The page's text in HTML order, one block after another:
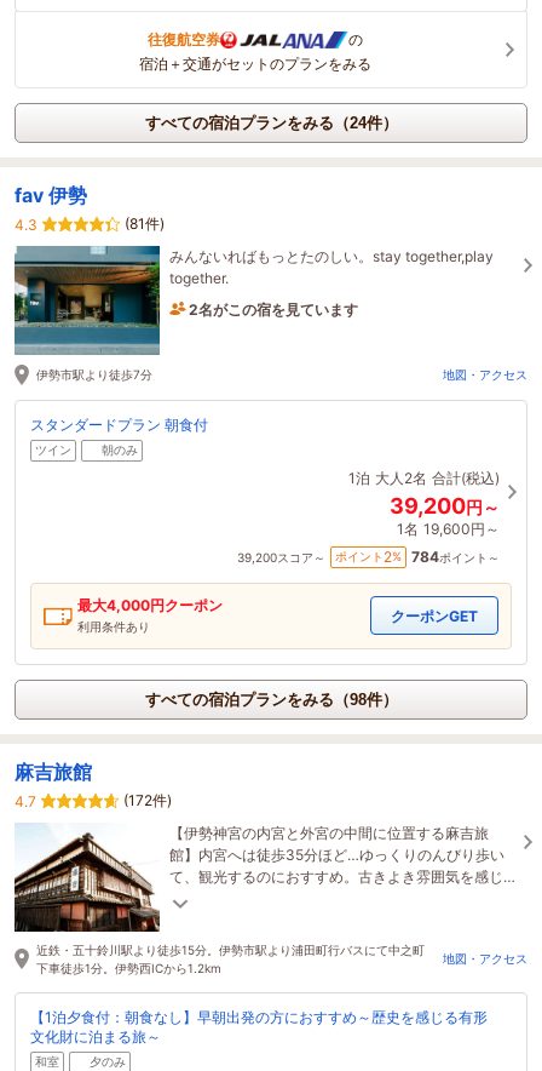
往復航空券
の
宿泊＋交通がセットのプランをみる
すべての宿泊プランをみる（24件）
fav 伊勢
4.3
(81件)
みんないればもっとたのしい。stay together,play
together.
2名がこの宿を見ています
伊勢市駅より徒歩7分 地図・アクセス
スタンダードプラン 朝食付
ツイン 朝のみ
1泊 大人2名 合計(税込)
39,200円～
1名 19,600円～
39,200スコア～ ポイント 2% 784ポイント～
最大4,000円クーポン
利用条件あり
クーポンGET
すべての宿泊プランをみる（98件）
麻吉旅館
4.7
(172件)
【伊勢神宮の内宮と外宮の中間に位置する麻吉旅
館】内宮へは徒歩35分ほど…ゆっくりのんびり歩い
て、観光するのにおすすめ。古きよき雰囲気を感じ
に、ぜひ伊勢・麻吉旅館へお越しくださいませ。
近鉄・五十鈴川駅より徒歩15分。伊勢市駅より浦田町行バスにて中之町
下車徒歩1分。伊勢西ICから1.2km
地図・アクセス
【1泊夕食付：朝食なし】早朝出発の方におすすめ～歴史を感じる有形
文化財に泊まる旅～
和室 夕のみ